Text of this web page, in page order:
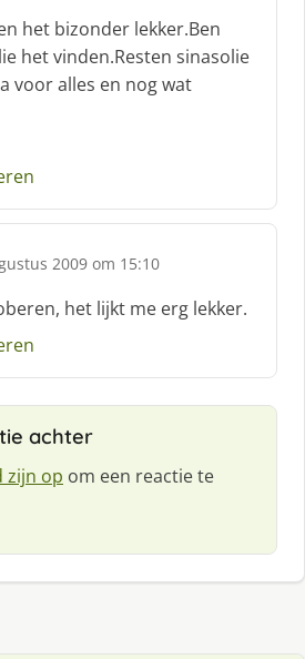
het bizonder lekker.Ben
het vinden.Resten sinasolie
voor alles en nog wat
2009 om 15:10
het lijkt me erg lekker.
achter
zijn op om een reactie te